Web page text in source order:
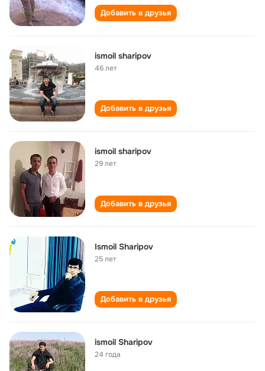
Добавить в друзья
ismoil sharipov
46 лет
Добавить в друзья
ismoil sharipov
29 лет
Добавить в друзья
Ismoil Sharipov
25 лет
Добавить в друзья
ismoil Sharipov
24 года